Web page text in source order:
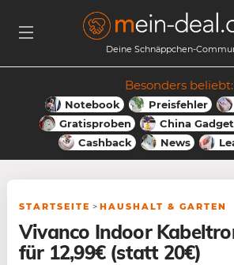
Deine Schnäppchen-
Besonders beliebt:
Notebook Preisfehler
Gratisproben
China
Cashback
News
STARTSEITE > HAUSHALT & GARTEN
Vivanco Indoor
für 12,99€ (statt 20€)